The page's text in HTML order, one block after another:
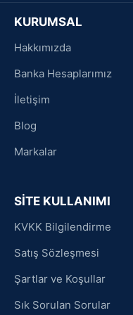
KURUMSAL
Hakkımızda
Banka Hesaplarımız
İletişim
Blog
Markalar
SİTE KULLANIMI
KVKK Bilgilendirme
Satış Sözleşmesi
Şartlar ve Koşullar
Sık Sorulan Sorular